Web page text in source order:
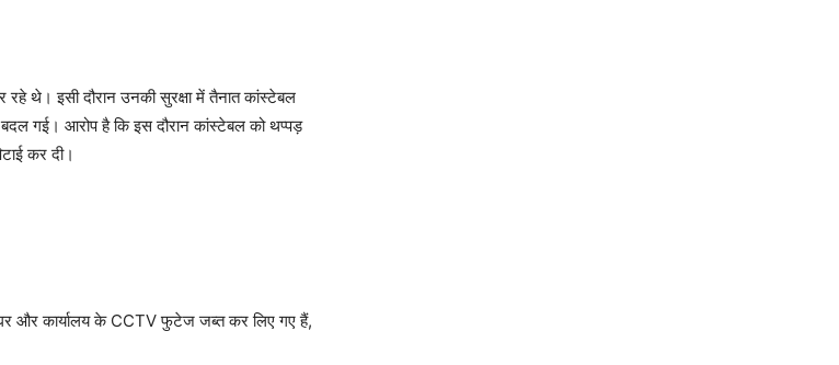
रहे थे। इसी दौरान उनकी सुरक्षा में तैनात कांस्टेबल
गई। आरोप है कि इस दौरान कांस्टेबल को थप्पड़
कर दी।
घर और कार्यालय के CCTV फुटेज जब्त कर लिए गए हैं,